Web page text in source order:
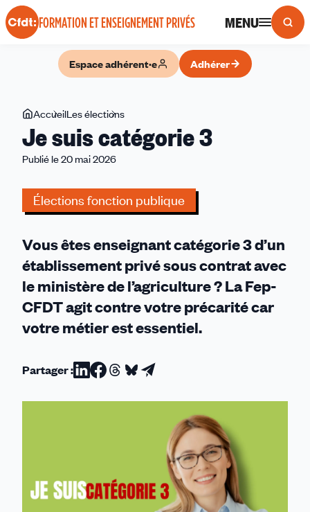
Panneau de gestion des cookies
FORMATION ET ENSEIGNEMENT PRIVÉS MENU
Espace adhérent·e Adhérer
Vous
êtes
ici
AccueilLes élections
suis
Je suis catégorie 3
Publié le 20 mai 2026
Élections fonction publique
Vous êtes enseignant catégorie 3 d’un
établissement privé sous contrat avec
le ministère de l’agriculture ? La Fep-
CFDT agit contre votre précarité car
votre métier est essentiel.
Partager :Partager
sur
Partager
sur
Partager
sur
Partager
sur
Bluesky
Partager
par
email